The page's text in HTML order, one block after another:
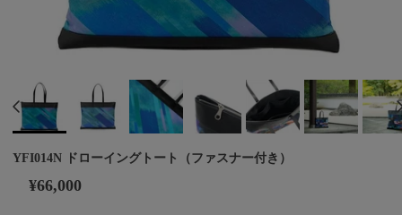
YFI014N ドローイングトート（ファスナー付き）
¥66,000